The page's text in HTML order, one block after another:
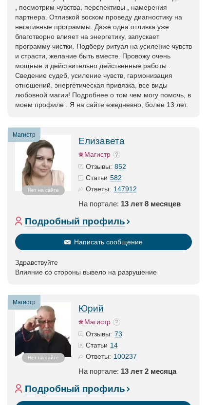
, посмотрим чувства, перспективы , намерения
партнера. Отливкой воском проведу диагностику на
негативные программы. Даже одна отливка уже
благотворно влияет на энергетику, запускает
программу чистки. Подберу ритуал на усиление чувств
и страсти, желание быть вместе. Провожу очень
мощные и действительно действенные работы .
Сведение судеб, усиление чувств, гармонизация
отношений. энергетическая привязка, все виды
любовной магии! Подробнее о том чем могу помочь, в
моем профиле . Я на сайте ежедневно, более 13 лет.
Магистр
Нет на сайте
Елизавета
Магистр
Отзывы: 852
Статьи 582
Ответы: 147912
На портале: 13 лет 8 месяцев
Подробный профиль
Написать сообщение
Здравствуйте
Влияние со стороны вывело на разрушение
Магистр
Нет на сайте
Юрий
Магистр
Отзывы: 73
Статьи 14
Ответы: 100237
На портале: 13 лет 2 месяца
Подробный профиль